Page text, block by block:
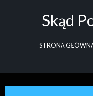
Skąd
STRONA